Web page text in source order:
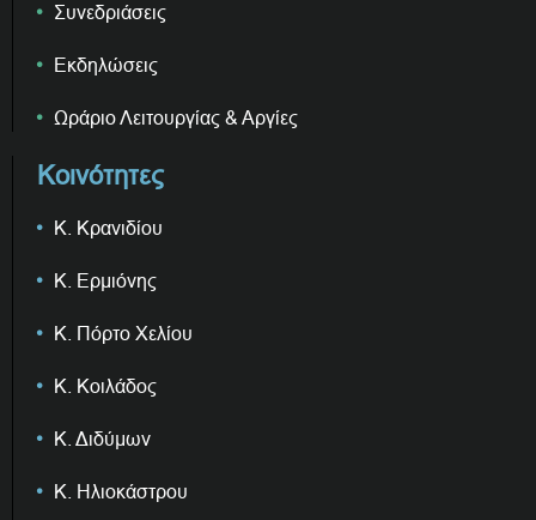
Συνεδριάσεις
Εκδηλώσεις
Ωράριο Λειτουργίας & Αργίες
Κοινότητες
Κ. Κρανιδίου
Κ. Ερμιόνης
Κ. Πόρτο Χελίου
Κ. Κοιλάδος
Κ. Διδύμων
Κ. Ηλιοκάστρου